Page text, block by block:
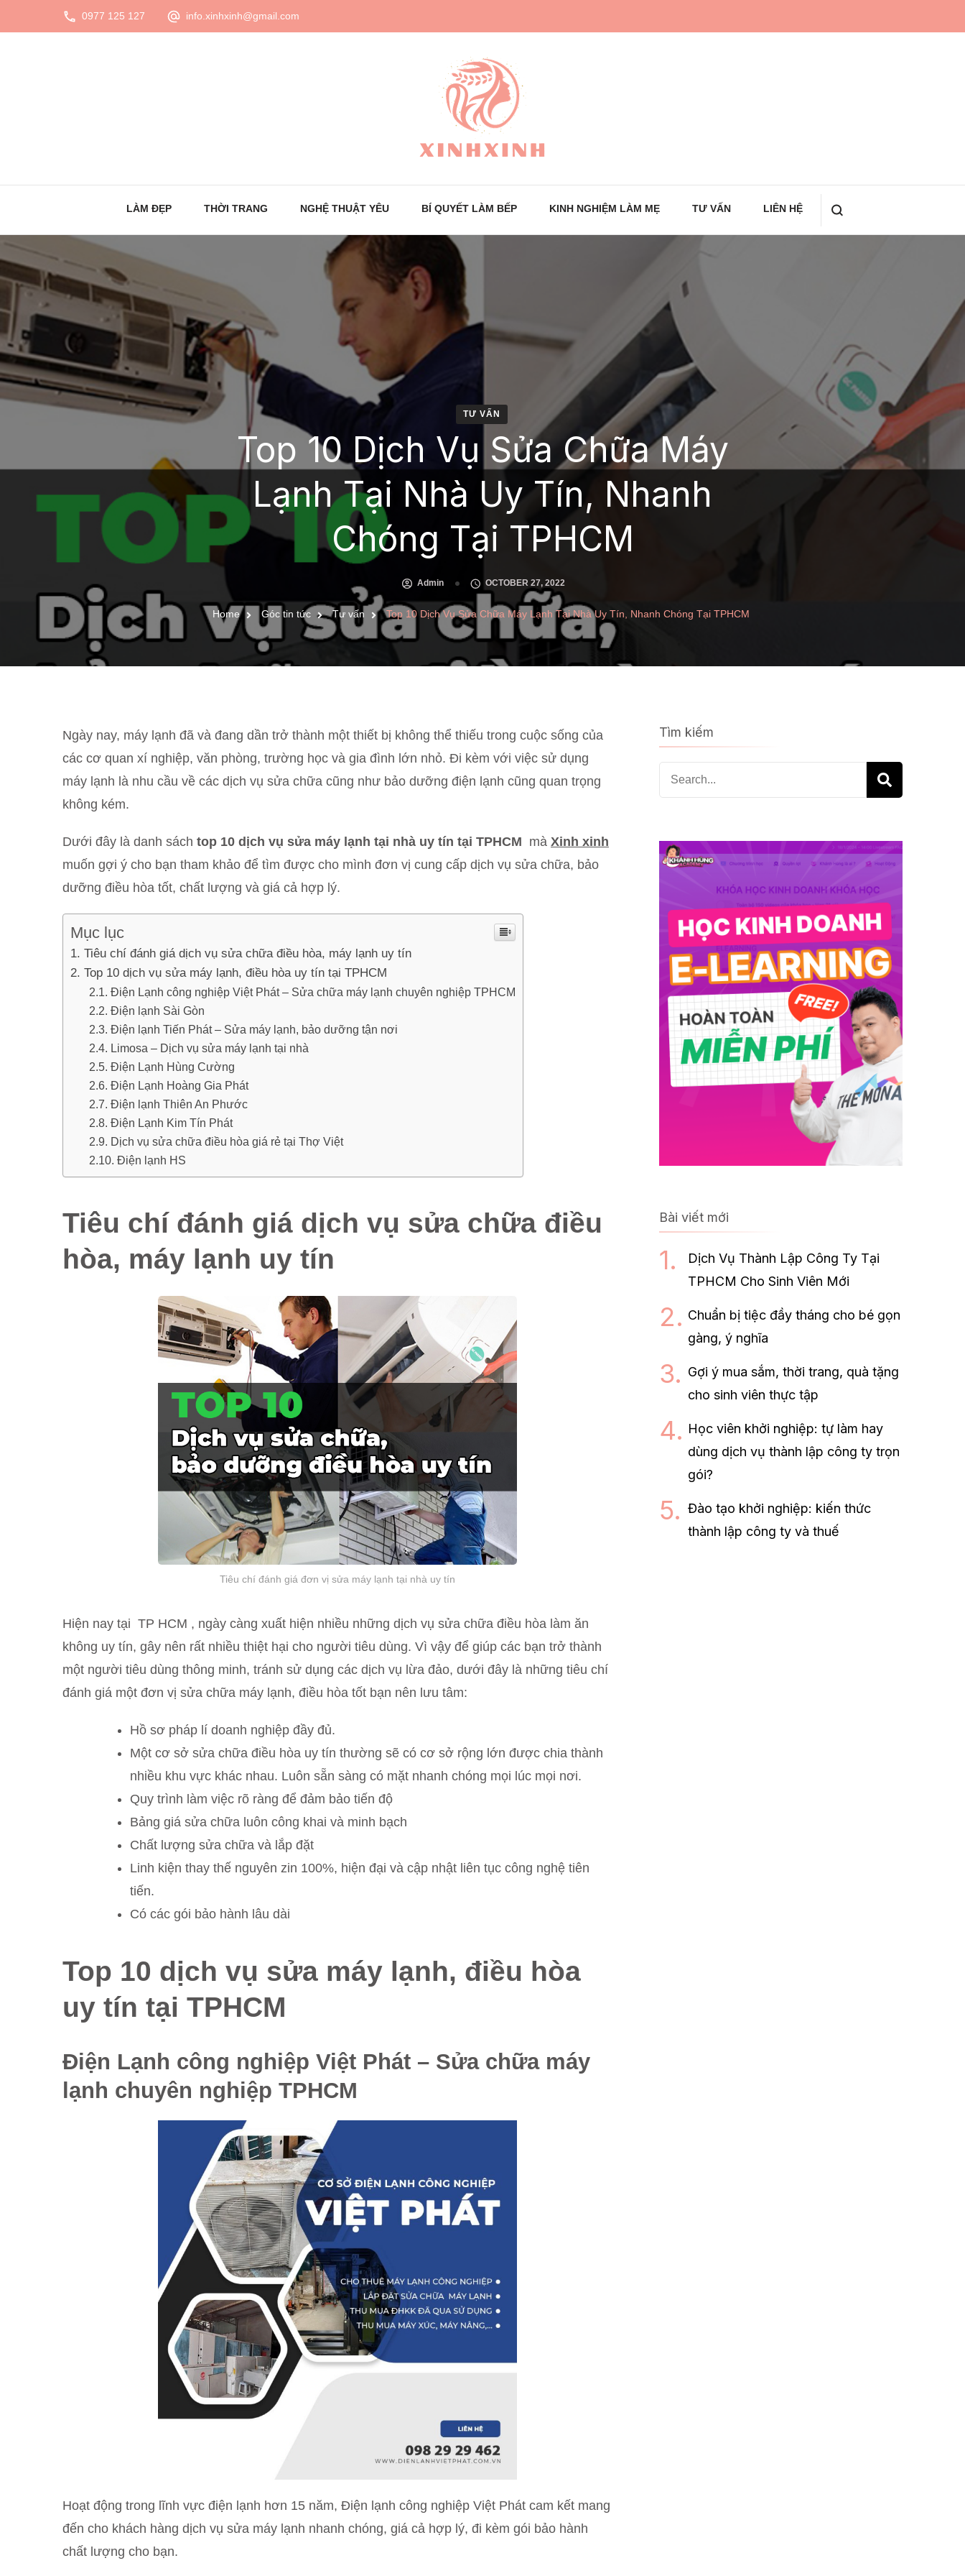
0977 125 127 info.xinhxinh@gmail.com
XinhXinh
Trang tin tức cho phái đẹp
LÀM ĐẸP THỜI TRANG NGHỆ THUẬT YÊU BÍ QUYẾT LÀM BẾP KINH NGHIỆM LÀM MẸ TƯ VẤN LIÊN HỆ
TƯ VẤN
Top 10 Dịch Vụ Sửa Chữa Máy
Lạnh Tại Nhà Uy Tín, Nhanh
Chóng Tại TPHCM
Admin OCTOBER 27, 2022
Home Góc tin tức Tư vấn Top 10 Dịch Vụ Sửa Chữa Máy Lạnh Tại Nhà Uy Tín, Nhanh Chóng Tại TPHCM
Ngày nay, máy lạnh đã và đang dần trở thành một thiết bị không thể thiếu trong cuộc sống của
các cơ quan xí nghiệp, văn phòng, trường học và gia đình lớn nhỏ. Đi kèm với việc sử dụng
máy lạnh là nhu cầu về các dịch vụ sửa chữa cũng như bảo dưỡng điện lạnh cũng quan trọng
không kém.
Dưới đây là danh sách top 10 dịch vụ sửa máy lạnh tại nhà uy tín tại TPHCM mà Xinh xinh
muốn gợi ý cho bạn tham khảo để tìm được cho mình đơn vị cung cấp dịch vụ sửa chữa, bảo
dưỡng điều hòa tốt, chất lượng và giá cả hợp lý.
Mục lục
Tiêu chí đánh giá dịch vụ sửa chữa điều hòa, máy lạnh uy tín
Top 10 dịch vụ sửa máy lạnh, điều hòa uy tín tại TPHCM
Điện Lạnh công nghiệp Việt Phát – Sửa chữa máy lạnh chuyên nghiệp TPHCM
Điện lạnh Sài Gòn
Điện lạnh Tiến Phát – Sửa máy lạnh, bảo dưỡng tận nơi
Limosa – Dịch vụ sửa máy lạnh tại nhà
Điện Lạnh Hùng Cường
Điện Lạnh Hoàng Gia Phát
Điện lạnh Thiên An Phước
Điện Lạnh Kim Tín Phát
Dịch vụ sửa chữa điều hòa giá rẻ tại Thợ Việt
Điện lạnh HS
Tiêu chí đánh giá dịch vụ sửa chữa điều
hòa, máy lạnh uy tín
Tiêu chí đánh giá đơn vị sửa máy lạnh tại nhà uy tín
Hiện nay tại TP HCM , ngày càng xuất hiện nhiều những dịch vụ sửa chữa điều hòa làm ăn
không uy tín, gây nên rất nhiều thiệt hại cho người tiêu dùng. Vì vậy để giúp các bạn trở thành
một người tiêu dùng thông minh, tránh sử dụng các dịch vụ lừa đảo, dưới đây là những tiêu chí
đánh giá một đơn vị sửa chữa máy lạnh, điều hòa tốt bạn nên lưu tâm:
Hồ sơ pháp lí doanh nghiệp đầy đủ.
Một cơ sở sửa chữa điều hòa uy tín thường sẽ có cơ sở rộng lớn được chia thành
nhiều khu vực khác nhau. Luôn sẵn sàng có mặt nhanh chóng mọi lúc mọi nơi.
Quy trình làm việc rõ ràng để đảm bảo tiến độ
Bảng giá sửa chữa luôn công khai và minh bạch
Chất lượng sửa chữa và lắp đặt
Linh kiện thay thế nguyên zin 100%, hiện đại và cập nhật liên tục công nghệ tiên
tiến.
Có các gói bảo hành lâu dài
Top 10 dịch vụ sửa máy lạnh, điều hòa
uy tín tại TPHCM
Điện Lạnh công nghiệp Việt Phát – Sửa chữa máy
lạnh chuyên nghiệp TPHCM
Hoạt động trong lĩnh vực điện lạnh hơn 15 năm, Điện lạnh công nghiệp Việt Phát cam kết mang
đến cho khách hàng dịch vụ sửa máy lạnh nhanh chóng, giá cả hợp lý, đi kèm gói bảo hành
chất lượng cho bạn.
Tìm kiếm
Search
for:
Bài viết mới
Dịch Vụ Thành Lập Công Ty Tại
TPHCM Cho Sinh Viên Mới
Chuẩn bị tiệc đầy tháng cho bé gọn
gàng, ý nghĩa
Gợi ý mua sắm, thời trang, quà tặng
cho sinh viên thực tập
Học viên khởi nghiệp: tự làm hay
dùng dịch vụ thành lập công ty trọn
gói?
Đào tạo khởi nghiệp: kiến thức
thành lập công ty và thuế